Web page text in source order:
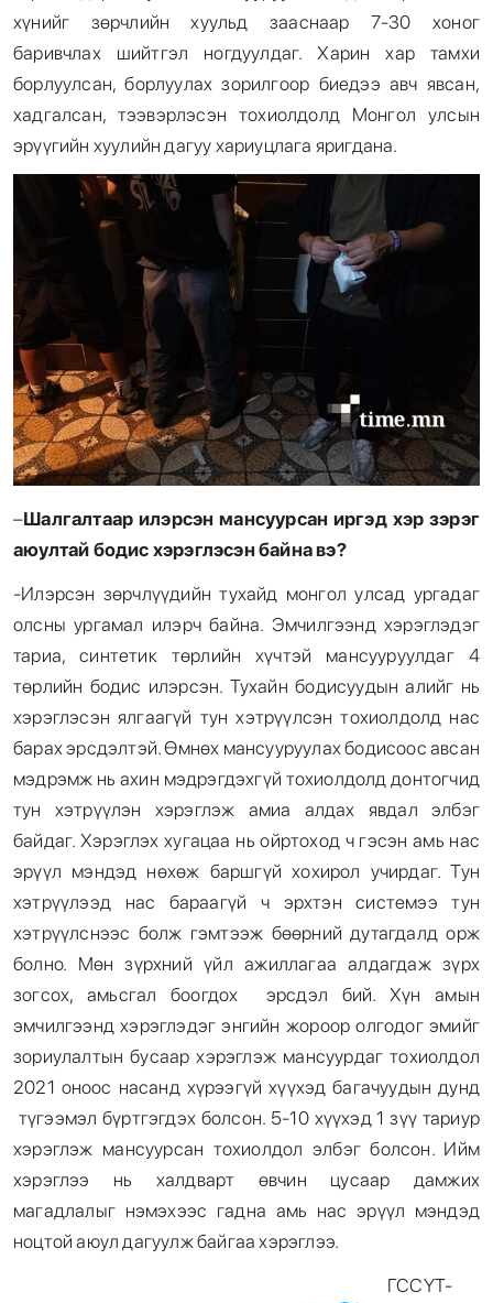
хүнийг зөрчлийн хуульд зааснаар 7-30 хоног
баривчлах шийтгэл ногдуулдаг. Харин хар тамхи
борлуулсан, борлуулах зорилгоор биедээ авч явсан,
хадгалсан, тээвэрлэсэн тохиолдолд Монгол улсын
эрүүгийн хуулийн дагуу хариуцлага яригдана.
–Шалгалтаар илэрсэн мансуурсан иргэд хэр зэрэг
аюултай бодис хэрэглэсэн байна вэ?
-Илэрсэн зөрчлүүдийн тухайд монгол улсад ургадаг
олсны ургамал илэрч байна. Эмчилгээнд хэрэглэдэг
тариа, синтетик төрлийн хүчтэй мансууруулдаг 4
төрлийн бодис илэрсэн. Тухайн бодисуудын алийг нь
хэрэглэсэн ялгаагүй тун хэтрүүлсэн тохиолдолд нас
барах эрсдэлтэй. Өмнөх мансууруулах бодисоос авсан
мэдрэмж нь ахин мэдрэгдэхгүй тохиолдолд донтогчид
тун хэтрүүлэн хэрэглэж амиа алдах явдал элбэг
байдаг. Хэрэглэх хугацаа нь ойртоход ч гэсэн амь нас
эрүүл мэндэд нөхөж баршгүй хохирол учирдаг. Тун
хэтрүүлээд нас бараагүй ч эрхтэн системээ тун
хэтрүүлснээс болж гэмтээж бөөрний дутагдалд орж
болно. Мөн зүрхний үйл ажиллагаа алдагдаж зүрх
зогсох, амьсгал боогдох эрсдэл бий. Хүн амын
эмчилгээнд хэрэглэдэг энгийн жороор олгодог эмийг
зориулалтын бусаар хэрэглэж мансуурдаг тохиолдол
2021 оноос насанд хүрээгүй хүүхэд багачуудын дунд
түгээмэл бүртгэгдэх болсон. 5-10 хүүхэд 1 зүү тариур
хэрэглэж мансуурсан тохиолдол элбэг болсон. Ийм
хэрэглээ нь халдварт өвчин цусаар дамжих
магадлалыг нэмэхээс гадна амь нас эрүүл мэндэд
ноцтой аюул дагуулж байгаа хэрэглээ.
ГССҮТ-